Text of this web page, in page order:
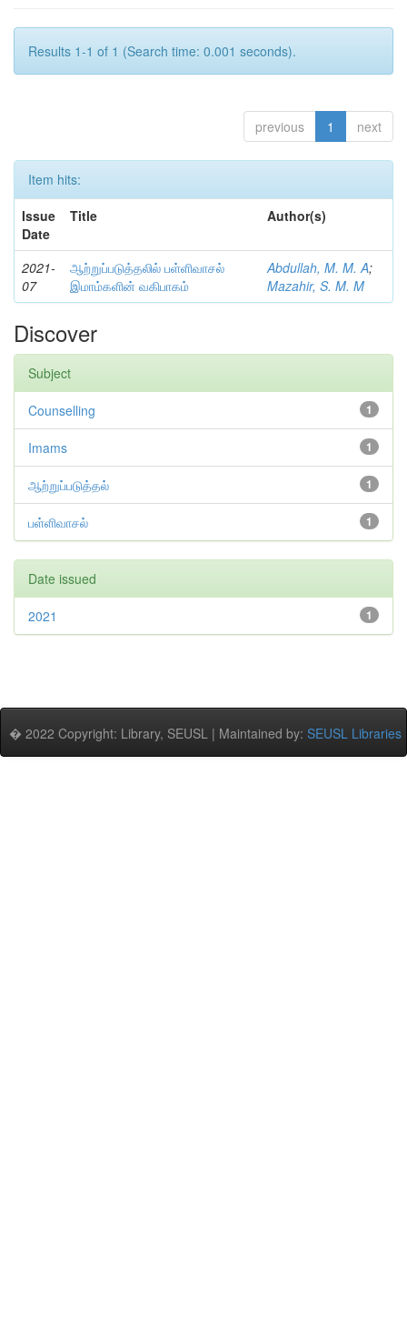
Results 1-1 of 1 (Search time: 0.001 seconds).
previous 1 next
Item hits:
Issue
Date
Title Author(s)
2021-
07
ஆற்றுப்படுத்தலில் பள்ளிவாசல்
இமாம்களின் வகிபாகம்
Abdullah, M. M. A;
Mazahir, S. M. M
Discover
Subject
1
Counselling
1
Imams
1
ஆற்றுப்படுத்தல்
1
பள்ளிவாசல்
Date issued
1
2021
� 2022 Copyright: Library, SEUSL | Maintained by: SEUSL Libraries